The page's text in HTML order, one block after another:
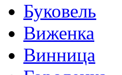
Буковель
Виженка
Винница